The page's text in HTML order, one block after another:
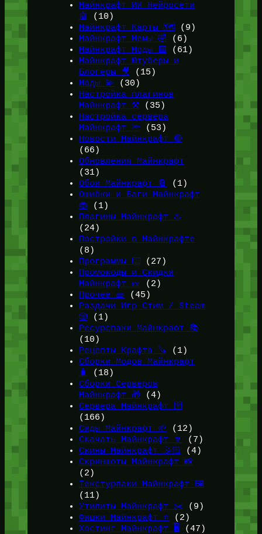
Майнкрафт ИИ Нейросети
🤖
(10)
Майнкрафт Карты 🗺️ (9)
Майнкрафт Мемы 🤣 (6)
Майнкрафт Моды 🟩
(61)
Майнкрафт Ютуберы и
Блогеры 🎥
(15)
Моды 💫
(30)
Настройка плагинов
Майнкрафт ⚒️(35)
Настройка сервера
Майнкрафт 🔦 (53)
Новости Майнкрафт 🔴
(66)
Обновления Майнкрафт
(31)
Обои Майнкрафт 📔
(1)
Ошибки и Баги Майнкрафт
🐞(1)
Плагины Майнкрафт ♨️
(24)
Постройки в Майнкрафте
(8)
Программы ⌨️ (27)
Промокоды и Скидки
Майнкрафт 🎫
(2)
Прочее 🧱 (45)
Раздачи Игр Стим / Steam
🎲 (1)
Ресурспаки Майнкрафт 📚
(10)
Рецепты Крафта 🪚 (1)
Сборки Модов Майнкрафт
🧳
(18)
Сборки Серверов
Майнкрафт 🎁 (4)
Сервера Майнкрафт 🛜
(166)
Сиды Майнкрафт 🌱
(12)
Скачать Майнкрафт 🔽
(7)
Скины Майнкрафт 🤹🏻
(4)
Скриншоты Майнкрафт 📸
(2)
Текстурпаки Майнкрафт 🖼️
(11)
Утилиты Майнкрафт ✂️ (9)
Фишки Майнкрафт ⭐(2)
Хостинг Майнкрафт 🖥️ (47)